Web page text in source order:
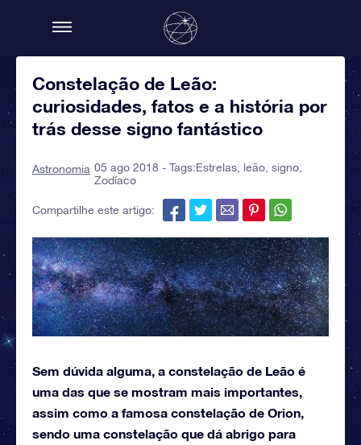
Constelação de Leão:
curiosidades, fatos e a história por
trás desse signo fantástico
Astronomia 05 ago 2018 - Tags:Estrelas leão signo
Zodíaco
Compartilhe este artigo:
Sem dúvida alguma, a constelação de Leão é
uma das que se mostram mais importantes,
assim como a famosa constelação de Orion,
sendo uma constelação que dá abrigo para